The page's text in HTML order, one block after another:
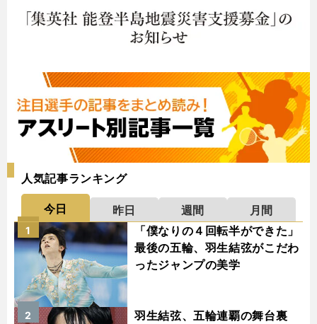
人気記事ランキング
今日 昨日 週間
月間
「僕なりの４回転半ができた」
最後の五輪、羽生結弦がこだわ
ったジャンプの美学
1
羽生結弦、五輪連覇の舞台裏
2